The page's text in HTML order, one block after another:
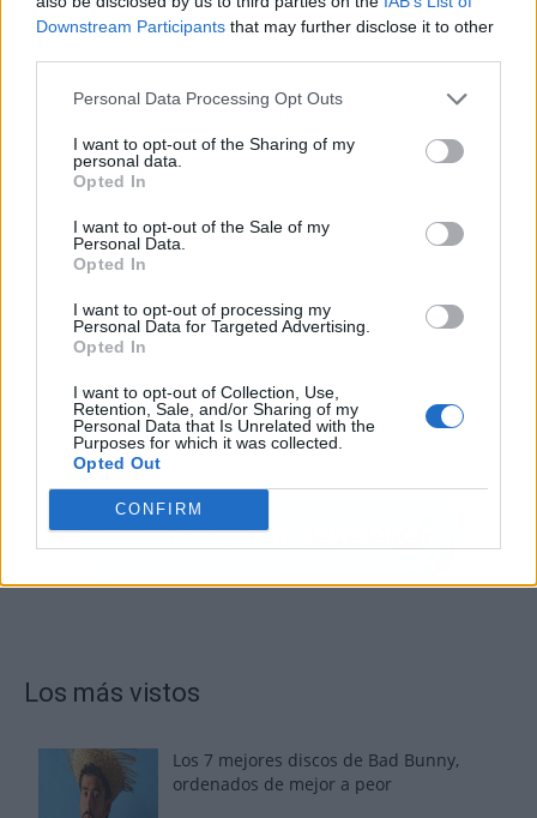
Downstream Participants that may further disclose it to other
Personal Data Processing Opt Outs
I want to opt-out of the Sharing of my
personal data.
Opted In
I want to opt-out of the Sale of my
Personal Data.
Opted In
I want to opt-out of processing my
Personal Data for Targeted Advertising.
Opted In
I want to opt-out of Collection, Use,
Retention, Sale, and/or Sharing of my
Personal Data that Is Unrelated with the
Purposes for which it was collected.
Opted Out
CONFIRM
Publicidad
Los más vistos
Los 7 mejores discos de Bad Bunny,
ordenados de mejor a peor